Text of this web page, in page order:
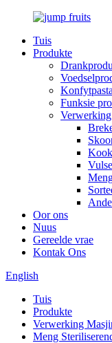
Tuis
Produkte
Funksie
Oor ons
Nuus
Gereelde vrae
Kontak Ons
English
Tuis
Produkte
Verwerking
Meng